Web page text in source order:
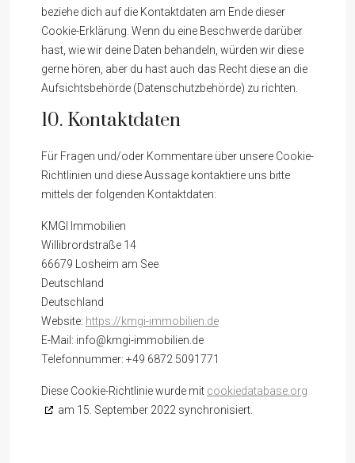
beziehe dich auf die Kontaktdaten am Ende dieser
Cookie-Erklärung. Wenn du eine Beschwerde darüber
hast, wie wir deine Daten behandeln, würden wir diese
gerne hören, aber du hast auch das Recht diese an die
Aufsichtsbehörde (Datenschutzbehörde) zu richten.
10. Kontaktdaten
Für Fragen und/oder Kommentare über unsere Cookie-
Richtlinien und diese Aussage kontaktiere uns bitte
mittels der folgenden Kontaktdaten:
KMGI Immobilien
Willibrordstraße 14
66679 Losheim am See
Deutschland
Deutschland
Website: https://kmgi-immobilien.de
E-Mail: info@kmgi-immobilien.de
Telefonnummer: +49 6872 5091771
Diese Cookie-Richtlinie wurde mit cookiedatabase.org
am 15. September 2022 synchronisiert.